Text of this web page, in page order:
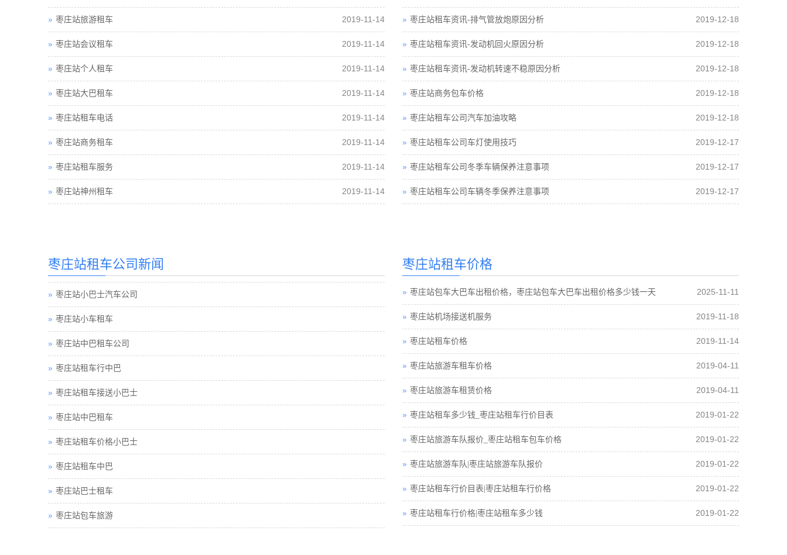
2019-11-14
枣庄站旅游租车
2019-11-14
枣庄站会议租车
2019-11-14
枣庄站个人租车
2019-11-14
枣庄站大巴租车
2019-11-14
枣庄站租车电话
2019-11-14
枣庄站商务租车
2019-11-14
枣庄站租车服务
2019-11-14
枣庄站神州租车
2019-12-18
枣庄站租车资讯-排气管放炮原因分析
2019-12-18
枣庄站租车资讯-发动机回火原因分析
2019-12-18
枣庄站租车资讯-发动机转速不稳原因分析
2019-12-18
枣庄站商务包车价格
2019-12-18
枣庄站租车公司汽车加油攻略
2019-12-17
枣庄站租车公司车灯使用技巧
2019-12-17
枣庄站租车公司冬季车辆保养注意事项
2019-12-17
枣庄站租车公司车辆冬季保养注意事项
枣庄站租车公司新闻
枣庄站汽车租赁
枣庄站租车价格巴士
枣庄站小巴士汽车公司
枣庄站小车租车
枣庄站中巴租车公司
枣庄站租车行中巴
枣庄站租车接送小巴士
枣庄站中巴租车
枣庄站租车价格小巴士
枣庄站租车中巴
枣庄站巴士租车
枣庄站包车旅游
枣庄站租车价格
2025-11-11
枣庄站包车大巴车出租价格，枣庄站包车大巴车出租价格多少钱一天
2019-11-18
枣庄站机场接送机服务
2019-11-14
枣庄站租车价格
2019-04-11
枣庄站旅游车租车价格
2019-04-11
枣庄站旅游车租赁价格
2019-01-22
枣庄站租车多少钱_枣庄站租车行价目表
2019-01-22
枣庄站旅游车队报价_枣庄站租车包车价格
2019-01-22
枣庄站旅游车队|枣庄站旅游车队报价
2019-01-22
枣庄站租车行价目表|枣庄站租车行价格
2019-01-22
枣庄站租车行价格|枣庄站租车多少钱